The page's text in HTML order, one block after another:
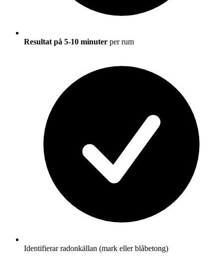
Resultat på 5-10 minuter per rum
Identifierar radonkällan (mark eller blåbetong)